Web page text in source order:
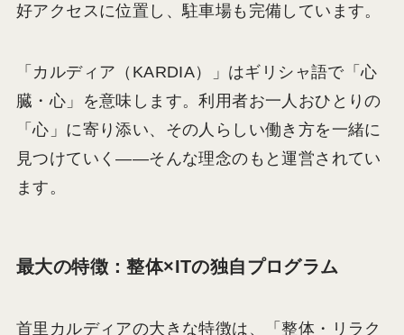
好アクセスに位置し、駐車場も完備しています。
「カルディア（KARDIA）」はギリシャ語で「心
臓・心」を意味します。利用者お一人おひとりの
「心」に寄り添い、その人らしい働き方を一緒に
見つけていく——そんな理念のもと運営されてい
ます。
最大の特徴：整体×ITの独自プログラム
首里カルディアの大きな特徴は、「整体・リラク